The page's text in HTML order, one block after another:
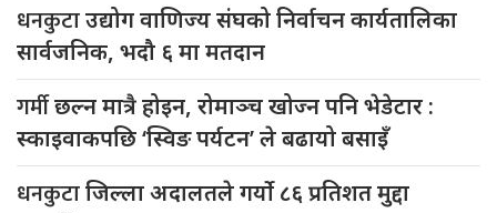
धनकुटाउद्योग वाणिज्य संघको निर्वाचन कार्यतालिका
सार्वजनिक, भदौ ६ मा मतदान
गर्मीछल्न मात्रै होइन, रोमाञ्च खोज्न पनि भेडेटार :
स्काइवाकपछि ‘स्विङ पर्यटन’ ले बढायो बसाइँ
धनकुटाजिल्ला अदालतले गर्यो ८६ प्रतिशत मुद्दा